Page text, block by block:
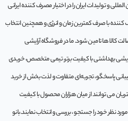
و تولیدات ایران را در اختیار مصرف کننده ایرانی
با صرف کمترین زمان و انرژی و همچنین انتخاب
کالا ها تامین شود. ما در فروشگاه آرایشی
آرایشی بهداشتی با کیفیت برتر، تیمی متخصص، خریدی
پاسخگو، تجربه‌ای متفاوت و لذت بخش از خرید
می توانند از ميان هزاران محصول با کيفيت
نظر خود را جستجو ، بررسی و انتخاب نمايند.بانو